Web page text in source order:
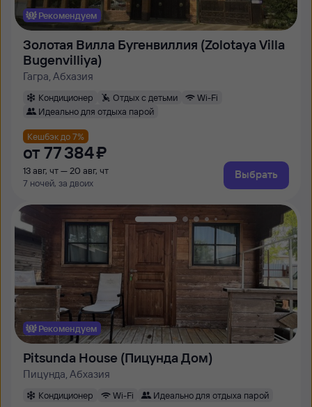
Рекомендуем
Золотая Вилла Бугенвиллия (Zolotaya Villa
Bugenvilliya)
Гагра, Абхазия
Кондиционер Отдых с детьми
Wi-Fi
Идеально для отдыха парой
Кешбэк до 7%
от 77 ⁠384 ⁠₽
13 авг, чт — 20 авг, чт
7 ночей, за двоих
Выбрать
Рекомендуем
Pitsunda House (Пицунда Дом)
Пицунда, Абхазия
Кондиционер Wi-Fi Идеально для отдыха парой